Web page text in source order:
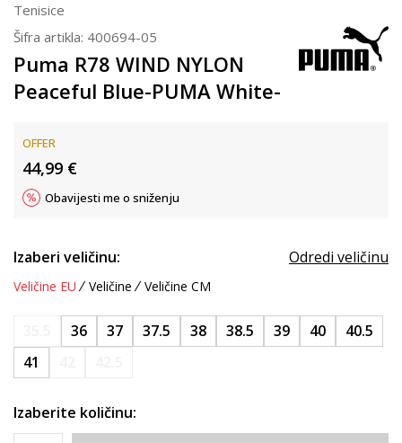
Tenisice
Šifra artikla: 400694-05
Puma R78 WIND NYLON
Peaceful Blue-PUMA White-
OFFER
44,99 €
Obavijesti me o sniženju
Izaberi veličinu: Odredi veličinu
Veličine EU Veličine Veličine CM
36 37 37.5 38 38.5 39 40
40.5
41
Izaberite količinu: